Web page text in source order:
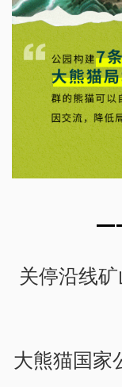
关停沿线
大熊猫国家